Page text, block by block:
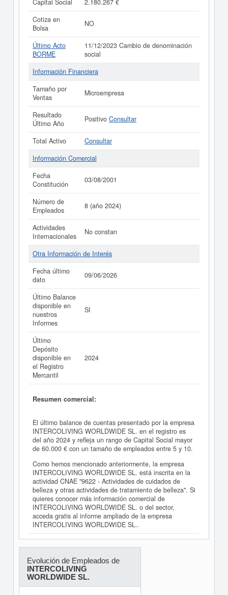
Capital Social
2.180.267 €
Cotiza en
Bolsa
NO
Último Acto
BORME
11/12/2023 Cambio de denominación
social
Información Financiera
Tamaño por
Ventas
Microempresa
Resultado
Último Año
Positivo Consultar
Total Activo
Consultar
Información Comercial
Fecha
Constitución
03/08/2001
Número de
Empleados
8 (año 2024)
Actividades
Internacionales
No constan
Otra Información de Interés
Fecha último
dato
09/06/2026
Último Balance
disponible en
nuestros
Informes
SI
Último
Depósito
disponible en
el Registro
Mercantil
2024
Resumen comercial:
El último balance de cuentas presentado por la empresa
INTERCOLIVING WORLDWIDE SL. en el registro es
del año 2024 y refleja un rango de Capital Social mayor
de 60.000 € con un tamaño de empleados entre 5 y 10.
Como hemos mencionado anteriormente, la empresa
INTERCOLIVING WORLDWIDE SL. está inscrita en la
actividad CNAE "9622 - Actividades de cuidados de
belleza y otras actividades de tratamiento de belleza". Si
quieres conocer más información comercial de
INTERCOLIVING WORLDWIDE SL. o del sector,
acceda gratis al informe ampliado de la empresa
INTERCOLIVING WORLDWIDE SL..
Evolución de Empleados de
INTERCOLIVING
WORLDWIDE SL.